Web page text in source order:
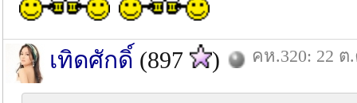
เทิดศักดิ์ (897 ) คห.320: 22 ต